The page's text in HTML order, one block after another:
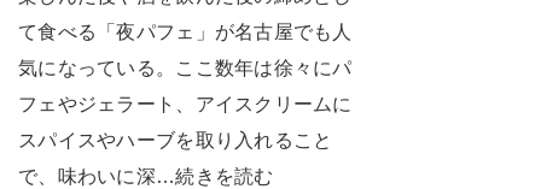
て食べる「夜パフェ」が名古屋でも人
気になっている。ここ数年は徐々にパ
フェやジェラート、アイスクリームに
スパイスやハーブを取り入れること
で、味わいに深…続きを読む